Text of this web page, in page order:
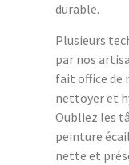
durable.
Plusieurs
par nos
fait office de
nettoyer et
Oubliez les
peinture
nette et